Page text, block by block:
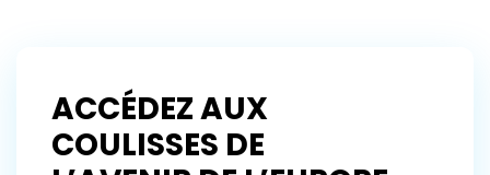
ACCÉDEZ AUX
COULISSES DE